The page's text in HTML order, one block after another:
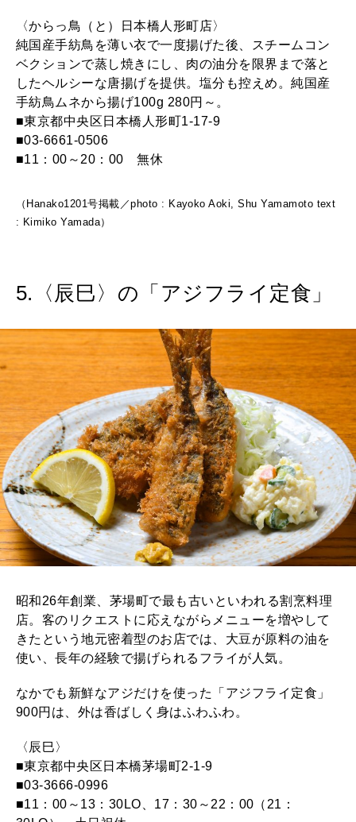
〈からっ鳥（と）日本橋人形町店〉
純国産手紡鳥を薄い衣で一度揚げた後、スチームコン
ベクションで蒸し焼きにし、肉の油分を限界まで落と
したヘルシーな唐揚げを提供。塩分も控えめ。純国産
手紡鳥ムネから揚げ100g 280円～。
■東京都中央区日本橋人形町1-17-9
■03-6661-0506
■11：00～20：00 無休
（Hanako1201号掲載／photo : Kayoko Aoki, Shu Yamamoto text
: Kimiko Yamada）
5.〈辰巳〉の「アジフライ定食」
昭和26年創業、茅場町で最も古いといわれる割烹料理
店。客のリクエストに応えながらメニューを増やして
きたという地元密着型のお店では、大豆が原料の油を
使い、長年の経験で揚げられるフライが人気。
なかでも新鮮なアジだけを使った「アジフライ定食」
900円は、外は香ばしく身はふわふわ。
〈辰巳〉
■東京都中央区日本橋茅場町2-1-9
■03-3666-0996
■11：00～13：30LO、17：30～22：00（21：